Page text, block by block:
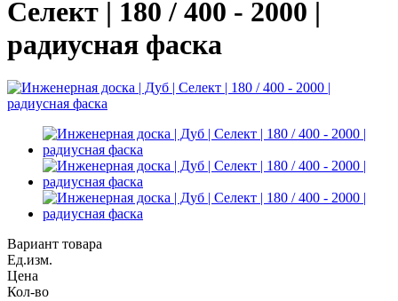
Селект | 180 / 400 - 2000 |
радиусная фаска
Вариант товара
Ед.изм.
Цена
Кол-во